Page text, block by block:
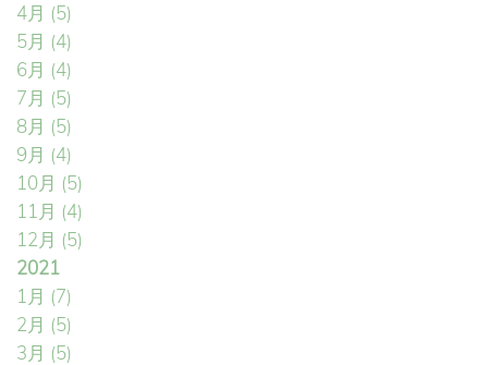
4月 (5)
5月 (4)
6月 (4)
7月 (5)
8月 (5)
9月 (4)
10月 (5)
11月 (4)
12月 (5)
2021
1月 (7)
2月 (5)
3月 (5)